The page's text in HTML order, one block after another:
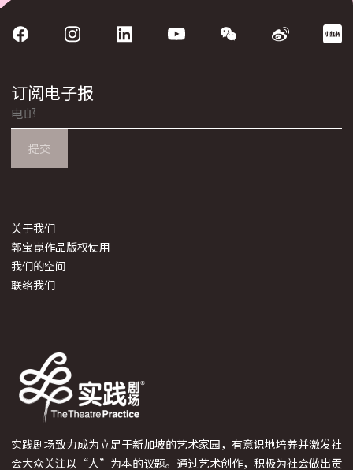
实践剧场致力成为立足于新加坡的艺术家园，有意识地培养并激发社
会大众关注以“人”为本的议题。通过艺术创作，积极为社会做出贡
关于我们
郭宝崑作品版权使用
我们的空间
联络我们
订阅电子报
提交